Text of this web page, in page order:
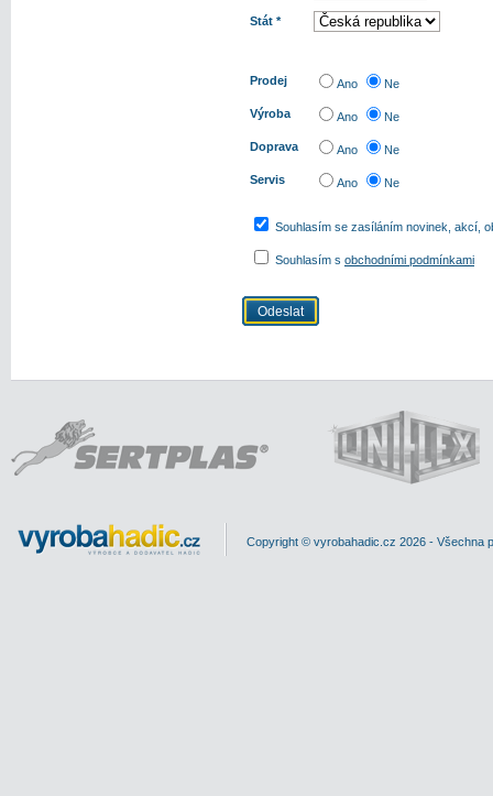
Stát *
Prodej Ano Ne
Výroba Ano Ne
Doprava Ano Ne
Servis Ano Ne
Souhlasím se zasíláním novinek, akcí,
Souhlasím s obchodními podmínkami
Copyright © vyrobahadic.cz 2026 - Všechna